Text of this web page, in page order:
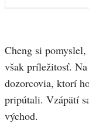
Cheng si
však príležitosť.
dozorcovia, ktorí
pripútali. Vzápätí
východ.